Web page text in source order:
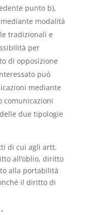
punto b),
modalità
tradizionali e
per
di opposizione
può
mediante
comunicazioni
due tipologie
di cui agli artt.
all’oblio, diritto
alla portabilità
il diritto di